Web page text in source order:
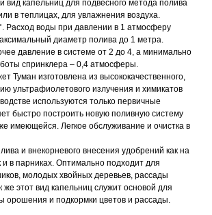
вид капельниц для подвесного метода полива
в теплицах, для увлажнения воздуха.
Расход воды при давлении в 1 атмосферу
диаметр полива до 1 метра.
давление в системе от 2 до 4, а минимально
спринклера – 0,4 атмосферы.
Туман изготовлена из высококачественного,
ультрафиолетового излучения и химикатов
используются только первичные
быстро построить новую поливную систему
имеющейся. Легкое обслуживание и очистка в
и внекорневого внесения удобрений как на
и в парниках. Оптимально подходит для
молодых хвойных деревьев, рассады
же этот вид капельниц служит основой для
орошения и подкормки цветов и рассады.